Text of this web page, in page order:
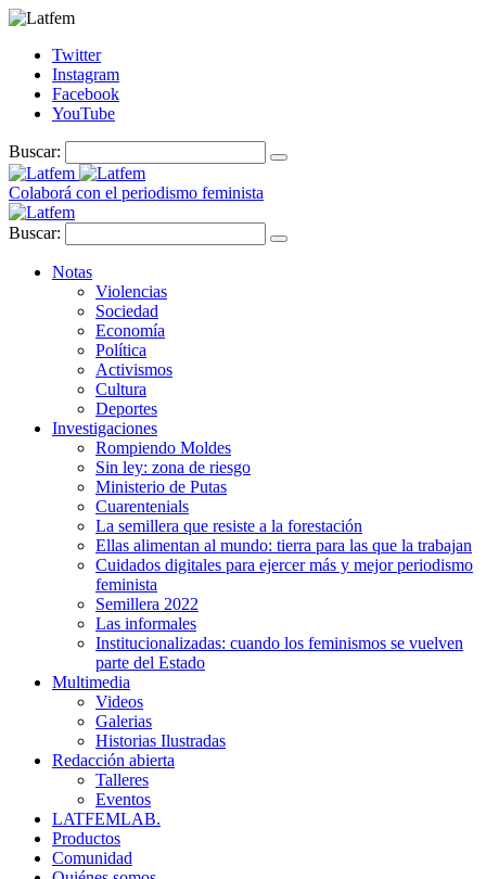
Twitter
Instagram
Facebook
YouTube
Buscar:
Colaborá con el periodismo feminista
Buscar:
Notas
Violencias
Sociedad
Economía
Política
Activismos
Cultura
Deportes
Investigaciones
Rompiendo Moldes
Sin ley: zona de riesgo
Ministerio de Putas
Cuarentenials
La semillera que resiste a la forestación
Ellas alimentan al mundo: tierra para las que la trabajan
Cuidados digitales para ejercer más y mejor periodismo
feminista
Semillera 2022
Las informales
Institucionalizadas: cuando los feminismos se vuelven
parte del Estado
Multimedia
Videos
Galerias
Historias Ilustradas
Redacción abierta
Talleres
Eventos
LATFEMLAB.
Productos
Comunidad